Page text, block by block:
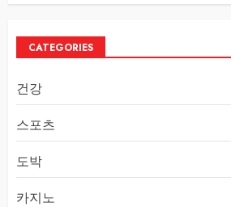
CATEGORIES
건강
스포츠
도박
카지노